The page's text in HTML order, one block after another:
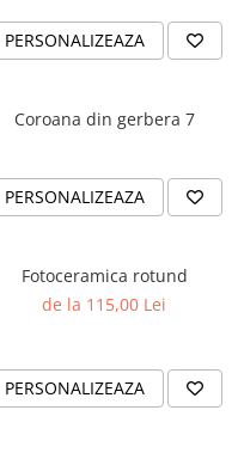
PERSONALIZEAZA
Coroana din gerbera 7
PERSONALIZEAZA
Fotoceramica rotund
de la 115,00 Lei
PERSONALIZEAZA